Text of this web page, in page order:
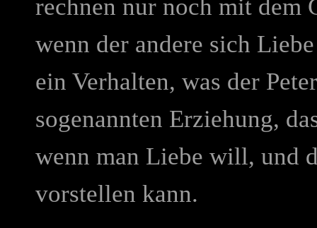
rechnen nur noch mit dem
wenn der andere sich
ein Verhalten, was der
sogenannten Erziehung,
wenn man Liebe will, und
vorstellen kann.